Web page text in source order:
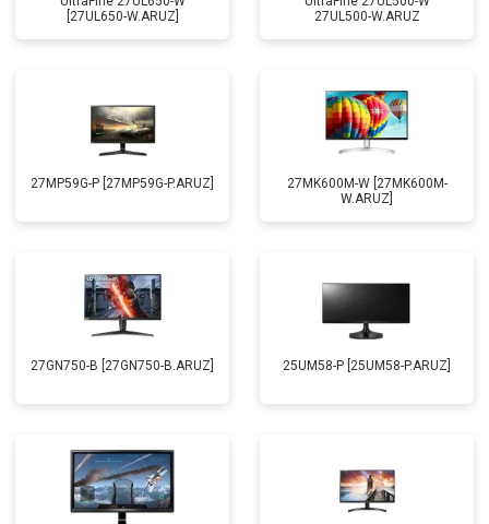
[27UL650-W.ARUZ]
27UL500-W.ARUZ
27MP59G-P [27MP59G-P.ARUZ]
27MK600M-W [27MK600M-
W.ARUZ]
27GN750-B [27GN750-B.ARUZ] 25UM58-P [25UM58-P.ARUZ]